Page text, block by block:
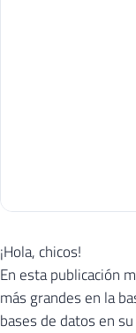
¡Hola, chicos!
En esta publicación
más grandes en la
bases de datos en